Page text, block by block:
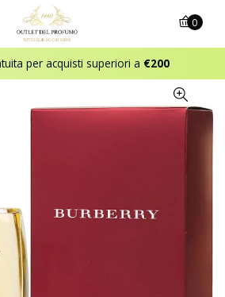
per acquisti superiori a €200
0